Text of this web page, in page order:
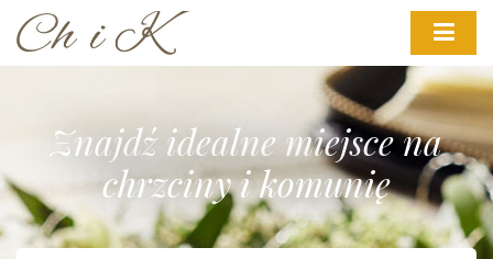
Znajdź idealne miejsce na
chrzciny i komunię